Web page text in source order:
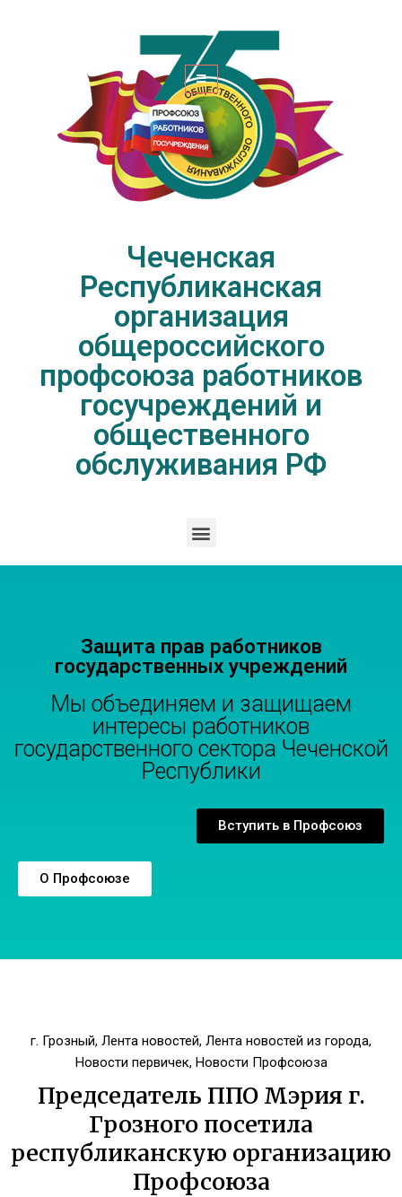
Чеченская Республиканская
организация общероссийского
профсоюза работников
госучреждений и общественного
обслуживания РФ
Чеченская
Республиканская
организация
общероссийского
профсоюза работников
госучреждений и
общественного
обслуживания РФ
Защита прав работников
государственных учреждений
Мы объединяем и защищаем
интересы работников
государственного сектора Чеченской
Республики
Вступить в Профсоюз
О Профсоюзе
г. Грозный, Лента новостей, Лента новостей из города,
Новости первичек, Новости Профсоюза
Председатель ППО Мэрия г.
Грозного посетила
республиканскую организацию
Профсоюза